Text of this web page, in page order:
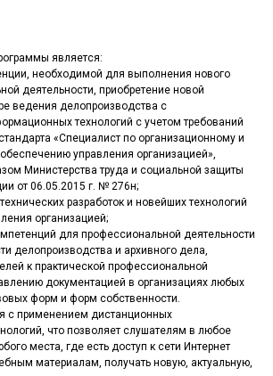
является:
необходимой для выполнения нового
деятельности, приобретение новой
ведения делопроизводства с
технологий с учетом требований
«Специалист по организационному и
управления организацией»,
Министерства труда и социальной защиты
от 06.05.2015 г. № 276н;
разработок и новейших технологий
организацией;
для профессиональной деятельности
делопроизводства и архивного дела,
к практической профессиональной
документацией в организациях любых
форм и форм собственности.
с применением дистанционных
что позволяет слушателям в любое
места, где есть доступ к сети Интернет
материалам, получать новую, актуальную,